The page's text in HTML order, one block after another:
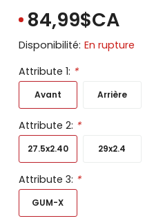
84,99$CA
Disponibilité: En rupture
Attribute 1: *
Avant Arrière
Attribute 2: *
27.5x2.40 29x2.4
Attribute 3: *
GUM-X